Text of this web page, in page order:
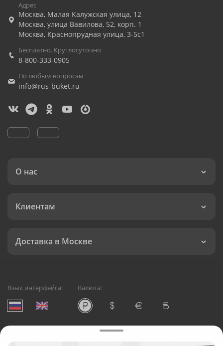
Адрес
Москва, Малая Калужская улица, 12
Москва, улица Вавилова, 52, корп. 1
Москва, Краснопрудная улица, 3-5с1
Бесплатно. Круглосуточно
8-800-333-0905
По любым вопросам
info@rus-buket.ru
О нас
Клиентам
Доставка в Москве
Язык интерфейса: Валюта:
Служба круглосуточной доставки цветов в Москве
Русский Букет, 2026